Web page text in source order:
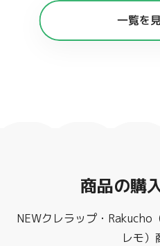
一覧を
商品の購
NEWクレラップ・Rakucho
レモ）